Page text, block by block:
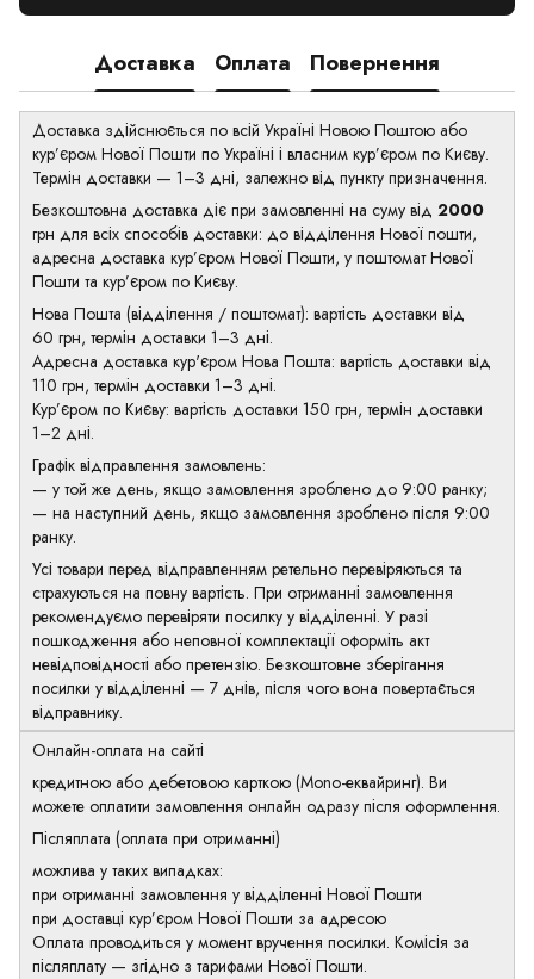
Доставка Оплата Повернення
Доставка здійснюється по всій Україні Новою Поштою або
кур’єром Нової Пошти по Україні і власним кур’єром по Києву.
Термін доставки — 1–3 дні, залежно від пункту призначення.
Безкоштовна доставка діє при замовленні на суму від 2000
грн для всіх способів доставки: до відділення Нової пошти,
адресна доставка кур’єром Нової Пошти, у поштомат Нової
Пошти та кур’єром по Києву.
Нова Пошта (відділення / поштомат): вартість доставки від
60 грн, термін доставки 1–3 дні.
Адресна доставка кур'єром Нова Пошта: вартість доставки від
110 грн, термін доставки 1–3 дні.
Кур’єром по Києву: вартість доставки 150 грн, термін доставки
1–2 дні.
Графік відправлення замовлень:
— у той же день, якщо замовлення зроблено до 9:00 ранку;
— на наступний день, якщо замовлення зроблено після 9:00
ранку.
Усі товари перед відправленням ретельно перевіряються та
страхуються на повну вартість. При отриманні замовлення
рекомендуємо перевіряти посилку у відділенні. У разі
пошкодження або неповної комплектації оформіть акт
невідповідності або претензію. Безкоштовне зберігання
посилки у відділенні — 7 днів, після чого вона повертається
відправнику.
Онлайн-оплата на сайті
кредитною або дебетовою карткою (Mono-еквайринг). Ви
можете оплатити замовлення онлайн одразу після оформлення.
Післяплата (оплата при отриманні)
можлива у таких випадках:
при отриманні замовлення у відділенні Нової Пошти
при доставці кур’єром Нової Пошти за адресою
Оплата проводиться у момент вручення посилки. Комісія за
післяплату — згідно з тарифами Нової Пошти.